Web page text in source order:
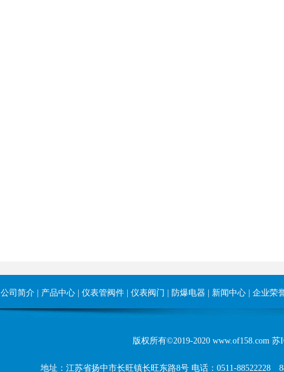
公司简介| 产品中心| 仪表管阀件| 仪表阀门 防爆电器 新闻中心| 企业荣
版权所有©2019-2020 www.of158.com 苏
地址：江苏省扬中市长旺镇长旺东路8号 电话：0511-88522228